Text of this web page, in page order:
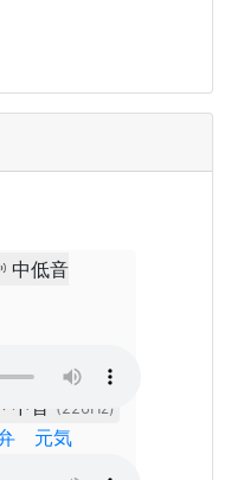
中低音
中音 (226Hz)
元気